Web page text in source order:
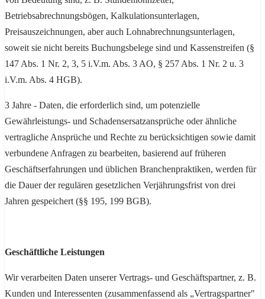
Betriebsabrechnungsbögen, Kalkulationsunterlagen,
Preisauszeichnungen, aber auch Lohnabrechnungsunterlagen,
soweit sie nicht bereits Buchungsbelege sind und Kassenstreifen (§
147 Abs. 1 Nr. 2, 3, 5 i.V.m. Abs. 3 AO, § 257 Abs. 1 Nr. 2 u. 3
i.V.m. Abs. 4 HGB).
3 Jahre - Daten, die erforderlich sind, um potenzielle
Gewährleistungs- und Schadensersatzansprüche oder ähnliche
vertragliche Ansprüche und Rechte zu berücksichtigen sowie damit
verbundene Anfragen zu bearbeiten, basierend auf früheren
Geschäftserfahrungen und üblichen Branchenpraktiken, werden für
die Dauer der regulären gesetzlichen Verjährungsfrist von drei
Jahren gespeichert (§§ 195, 199 BGB).
Geschäftliche Leistungen
Wir verarbeiten Daten unserer Vertrags- und Geschäftspartner, z. B.
Kunden und Interessenten (zusammenfassend als „Vertragspartner"